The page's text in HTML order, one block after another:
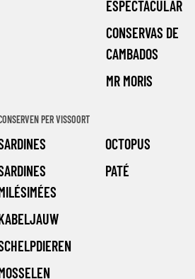
ESPECTACULAR
CONSERVAS DE
CAMBADOS
MR MORIS
PER VISSOORT
OCTOPUS
PATÉ